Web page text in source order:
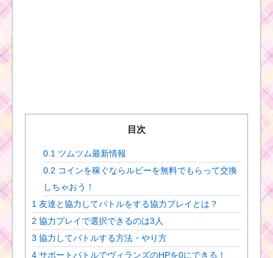
目次
0.1 ツムツム最新情報
0.2 コインを稼ぐならルビーを無料でもらって交換
しちゃおう！
1 友達と協力してバトルをする協力プレイとは？
2 協力プレイで選択できるのは3人
3 協力してバトルする方法・やり方
4 サポートバトルでヴィランズのHPを0にできる！